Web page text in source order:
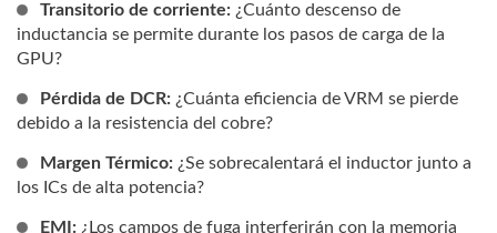
Transitorio de corriente: ¿Cuánto descenso de
inductancia se permite durante los pasos de carga de la
GPU?
Pérdida de DCR: ¿Cuánta eficiencia de VRM se pierde
debido a la resistencia del cobre?
Margen Térmico: ¿Se sobrecalentará el inductor junto a
los ICs de alta potencia?
EMI: ¿Los campos de fuga interferirán con la memoria